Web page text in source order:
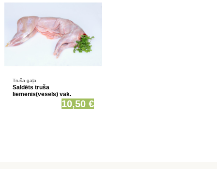
Truša gaļa
Saldēts truša
liemenis(vesels) vak.
10,50 €